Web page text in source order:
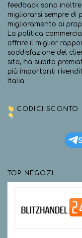
feedback sono inoltre
migliorarsi sempre di
miglioramento ai
La politica
offrire il miglior
soddisfazione del
sito, ha subito
più importanti
Italia
CODICI SCONTO
TOP NEGOZI